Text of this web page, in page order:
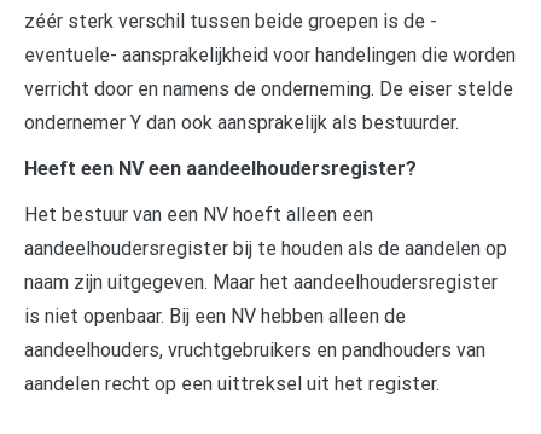
zéér sterk verschil tussen beide groepen is de -
eventuele- aansprakelijkheid voor handelingen die worden
verricht door en namens de onderneming. De eiser stelde
ondernemer Y dan ook aansprakelijk als bestuurder.
Heeft een NV een aandeelhoudersregister?
Het bestuur van een NV hoeft alleen een
aandeelhoudersregister bij te houden als de aandelen op
naam zijn uitgegeven. Maar het aandeelhoudersregister
is niet openbaar. Bij een NV hebben alleen de
aandeelhouders, vruchtgebruikers en pandhouders van
aandelen recht op een uittreksel uit het register.